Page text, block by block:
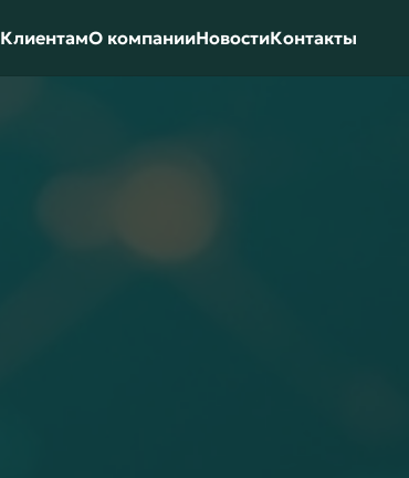
КлиентамО компанииНовостиКонтакты